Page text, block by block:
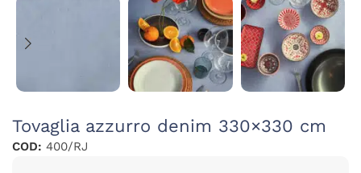
Tovaglia azzurro denim 330×330 cm
COD: 400/RJ